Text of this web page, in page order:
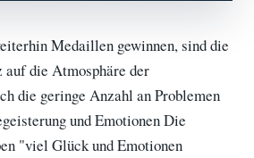
Medaillen gewinnen, sind die
die Atmosphäre der
die geringe Anzahl an Problemen
und Emotionen Die
"viel Glück und Emotionen